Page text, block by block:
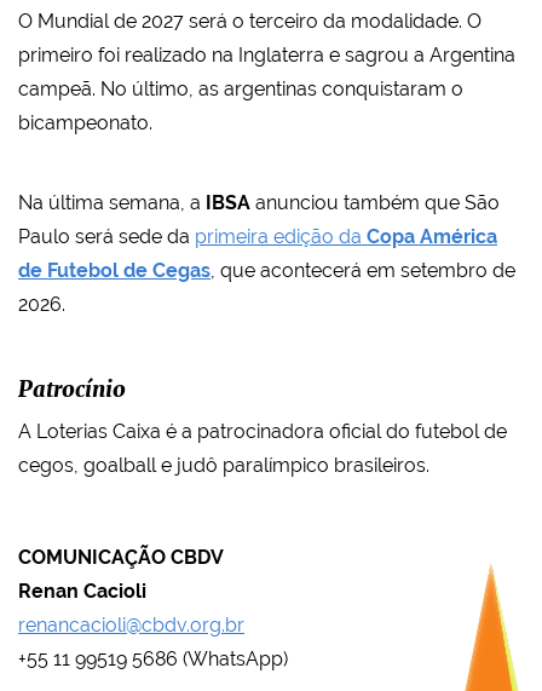
O Mundial de 2027 será o terceiro da modalidade. O
primeiro foi realizado na Inglaterra e sagrou a Argentina
campeã. No último, as argentinas conquistaram o
bicampeonato.
Na última semana, a IBSA anunciou também que São
Paulo será sede da primeira edição da Copa América
de Futebol de Cegas, que acontecerá em setembro de
2026.
Patrocínio
A Loterias Caixa é a patrocinadora oficial do futebol de
cegos, goalball e judô paralímpico brasileiros.
COMUNICAÇÃO CBDV
Renan Cacioli
renancacioli@cbdv.org.br
+55 11 99519 5686 (WhatsApp)